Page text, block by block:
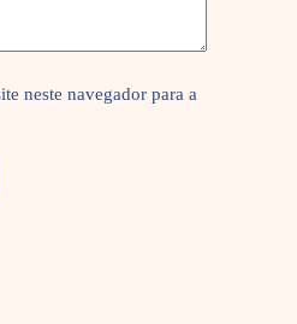
neste navegador para a